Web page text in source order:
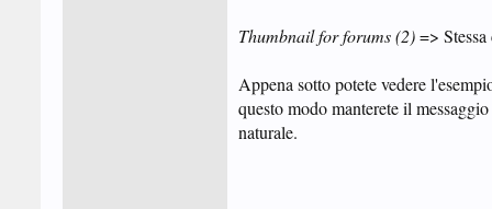
Thumbnail for forums (2)=>
Appena sotto potete vedere
questo modo manterete il
naturale.